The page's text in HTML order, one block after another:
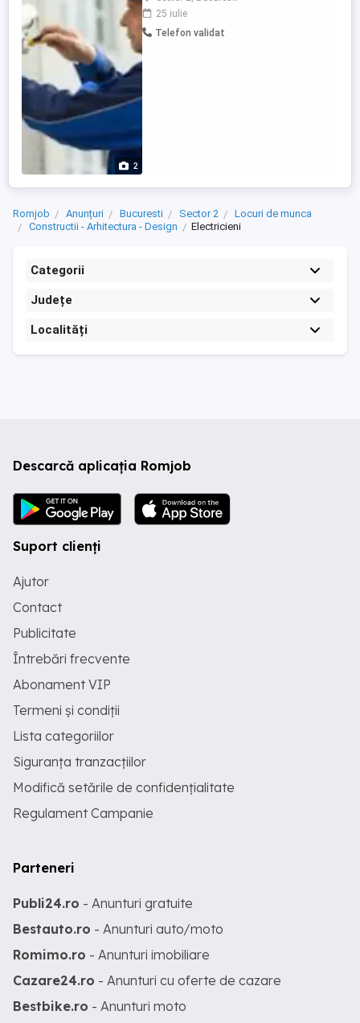
2
control acces automatizări porți , bariere
automate , interfoane video Posesor
permis cat B Experiență în domeniu
25 iulie
Telefon validat
Romjob Anunțuri Bucuresti Sector 2
Locuri de munca
Constructii - Arhitectura - Design
Electricieni
Categorii
Județe
Localități
Descarcă aplicația Romjob
Suport clienți
Ajutor
Contact
Publicitate
Întrebări frecvente
Abonament VIP
Termeni și condiții
Lista categoriilor
Siguranța tranzacțiilor
Modifică setările de confidențialitate
Regulament Campanie
Parteneri
Publi24.ro - Anunturi gratuite
Bestauto.ro - Anunturi auto/moto
Romimo.ro - Anunturi imobiliare
Cazare24.ro - Anunturi cu oferte de cazare
Bestbike.ro - Anunturi moto